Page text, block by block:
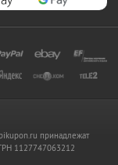
принадлежат
1127747063212